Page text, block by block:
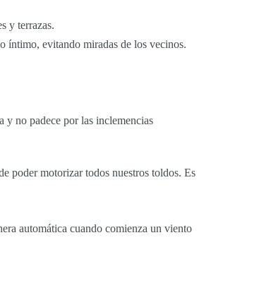
y terrazas.
íntimo, evitando miradas de los vecinos.
y no padece por las inclemencias
poder motorizar todos nuestros toldos. Es
automática cuando comienza un viento